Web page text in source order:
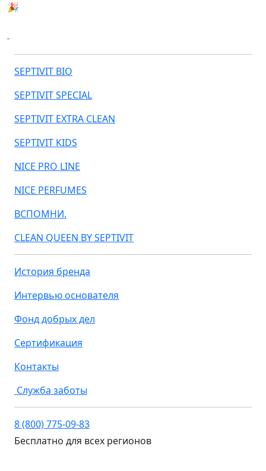
🎉 РОЗЫГРЫШ АВТОМОБИЛЯ MINI COOPER
SEPTIVIT BIO
SEPTIVIT SPECIAL
SEPTIVIT EXTRA CLEAN
SEPTIVIT KIDS
NICE PRO LINE
NICE PERFUMES
ВСПОМНИ.
CLEAN QUEEN BY SEPTIVIT
История бренда
Интервью основателя
Фонд добрых дел
Сертификация
Контакты
Служба заботы
8 (800) 775-09-83
Бесплатно для всех регионов